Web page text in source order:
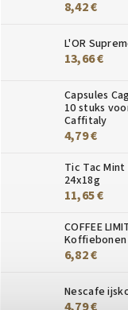
8,42 €
L'OR
13,66 €
Capsules
10 stuks
Caffitaly
4,79 €
Tic Tac
24x18g
11,65 €
COFFEE
Koffiebonen
6,82 €
Nescafe
4,79 €